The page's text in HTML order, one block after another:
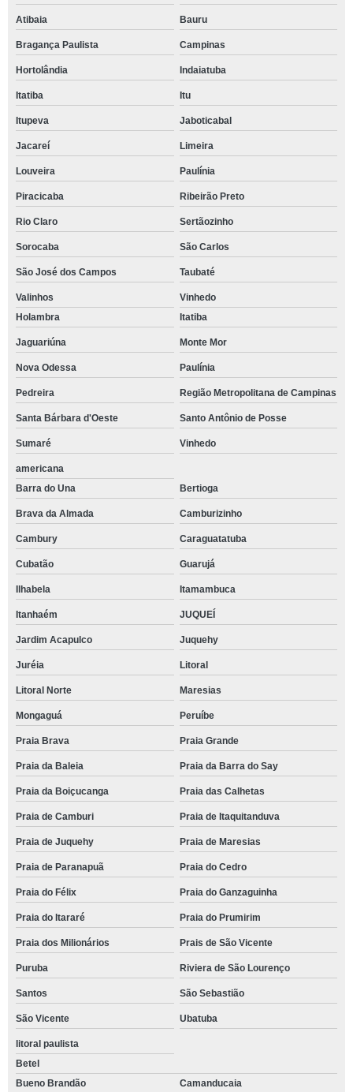
Atibaia Bauru
Bragança Paulista Campinas
Hortolândia Indaiatuba
Itatiba Itu
Itupeva Jaboticabal
Jacareí Limeira
Louveira Paulínia
Piracicaba Ribeirão Preto
Rio Claro Sertãozinho
Sorocaba São Carlos
São José dos Campos Taubaté
Valinhos
Vinhedo
Holambra
Itatiba
Jaguariúna Monte Mor
Nova Odessa Paulínia
Pedreira Região Metropolitana de Campinas
Santa Bárbara d'Oeste Santo Antônio de Posse
Sumaré Vinhedo
americana
Barra do Una
Bertioga
Brava da Almada Camburizinho
Cambury Caraguatatuba
Cubatão Guarujá
Ilhabela Itamambuca
Itanhaém JUQUEÍ
Jardim Acapulco Juquehy
Juréia Litoral
Litoral Norte Maresias
Mongaguá Peruíbe
Praia Brava Praia Grande
Praia da Baleia Praia da Barra do Say
Praia da Boiçucanga Praia das Calhetas
Praia de Camburi Praia de Itaquitanduva
Praia de Juquehy Praia de Maresias
Praia de Paranapuã Praia do Cedro
Praia do Félix Praia do Ganzaguinha
Praia do Itararé Praia do Prumirim
Praia dos Milionários Prais de São Vicente
Puruba Riviera de São Lourenço
Santos São Sebastião
São Vicente Ubatuba
litoral paulista
Betel
Bueno Brandão
Camanducaia